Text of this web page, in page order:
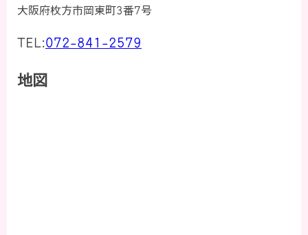
大阪府枚方市岡東町3番7号
TEL:072-841-2579
地図